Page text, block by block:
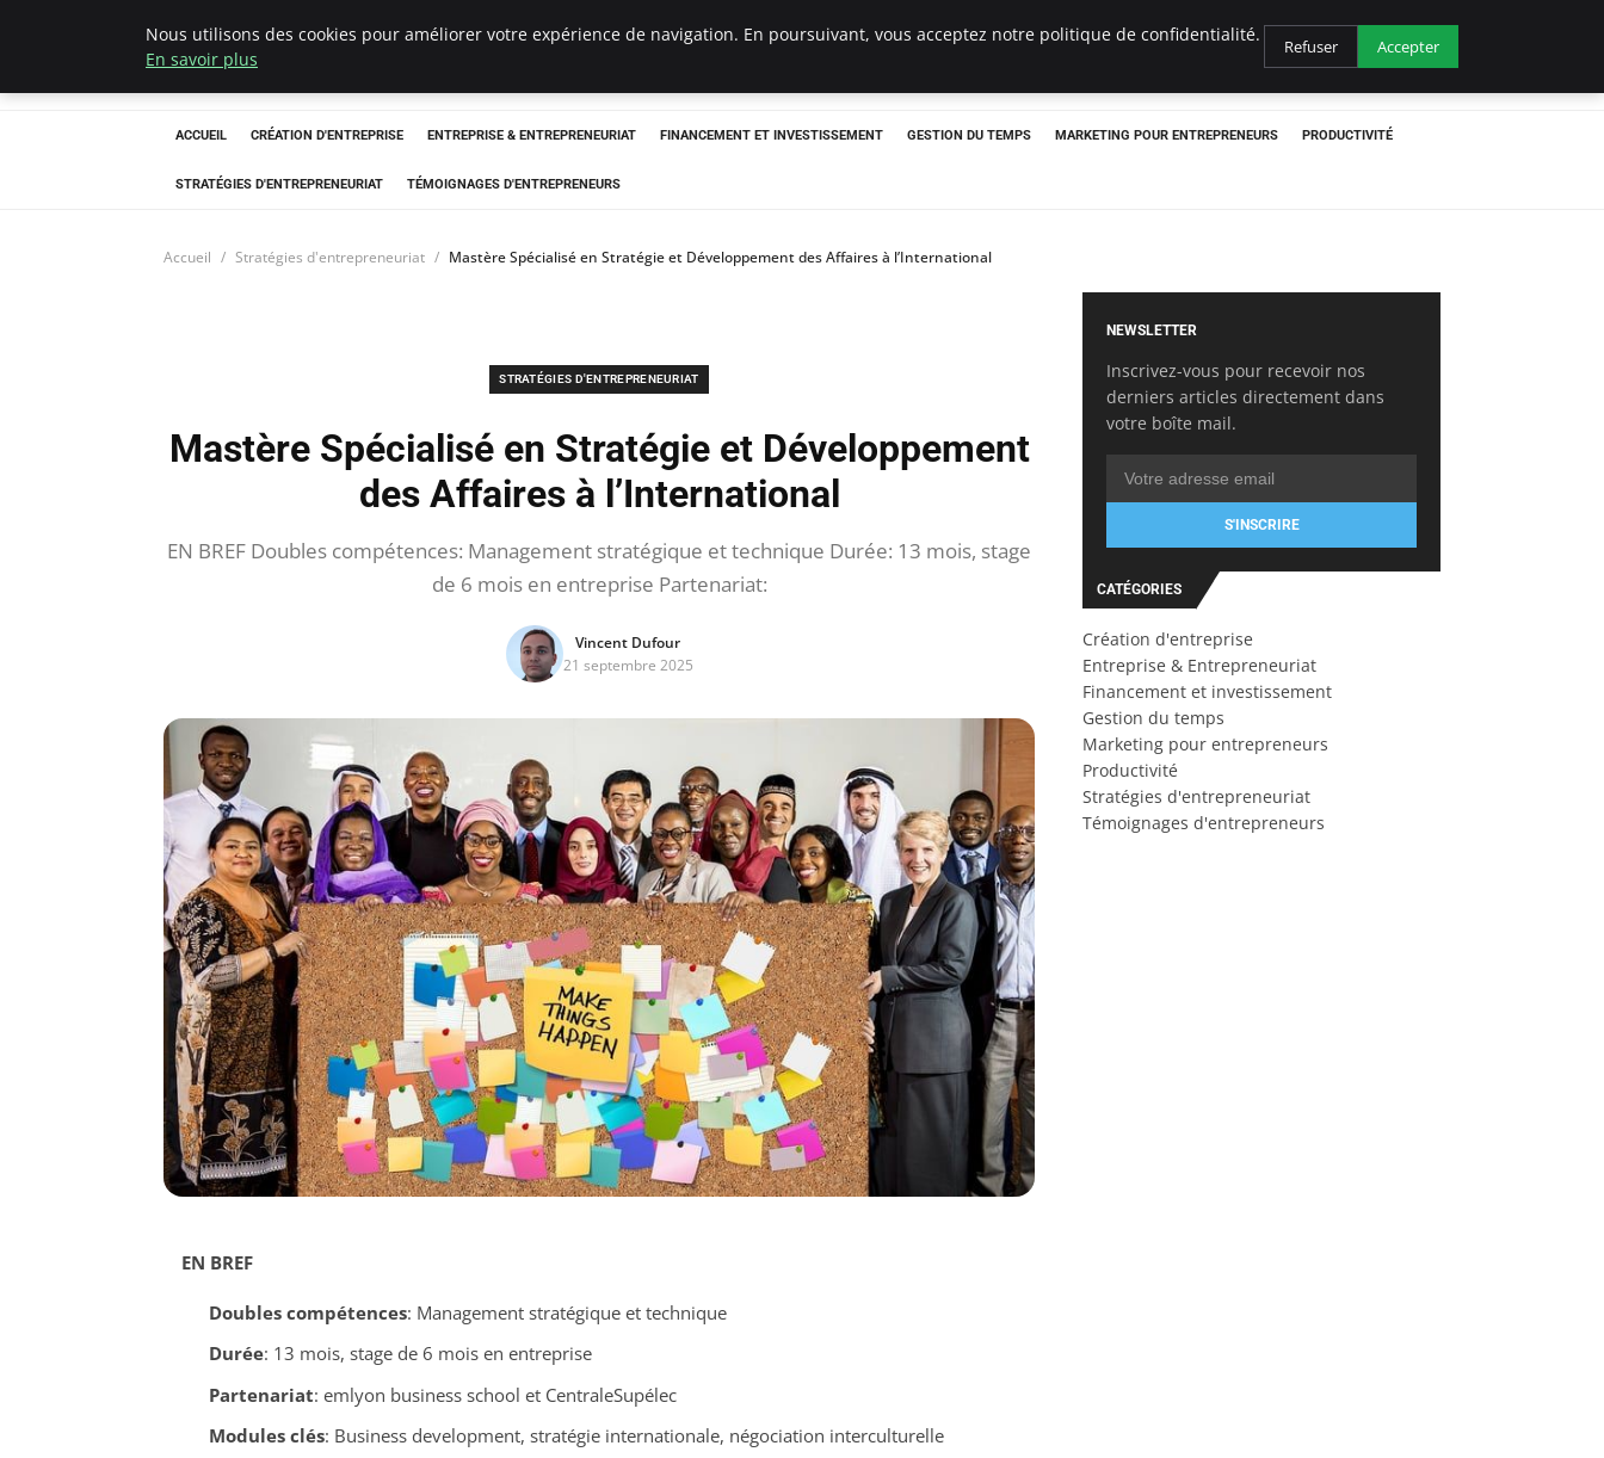
LECFCM
ACCUEIL CRÉATION D'ENTREPRISE ENTREPRISE & ENTREPRENEURIAT FINANCEMENT ET INVESTISSEMENT GESTION DU TEMPS MARKETING POUR ENTREPRENEURS PRODUCTIVITÉ
STRATÉGIES D'ENTREPRENEURIAT TÉMOIGNAGES D'ENTREPRENEURS
Accueil Stratégies d'entrepreneuriat Mastère Spécialisé en Stratégie et Développement des Affaires à l’International
STRATÉGIES D'ENTREPRENEURIAT
Mastère Spécialisé en Stratégie et Développement
des Affaires à l’International
EN BREF Doubles compétences: Management stratégique et technique Durée: 13 mois, stage
de 6 mois en entreprise Partenariat:
Vincent Dufour
21 septembre 2025
EN BREF
Doubles compétences: Management stratégique et technique
Durée: 13 mois, stage de 6 mois en entreprise
Partenariat: emlyon business school et CentraleSupélec
Modules clés: Business development, stratégie internationale, négociation interculturelle
NEWSLETTER
Inscrivez-vous pour recevoir nos
derniers articles directement dans
votre boîte mail.
S'INSCRIRE
CATÉGORIES
Création d'entreprise
Entreprise & Entrepreneuriat
Financement et investissement
Gestion du temps
Marketing pour entrepreneurs
Productivité
Stratégies d'entrepreneuriat
Témoignages d'entrepreneurs
Nous utilisons des cookies pour améliorer votre expérience de navigation. En poursuivant, vous acceptez notre politique de confidentialité.
En savoir plus
Refuser Accepter